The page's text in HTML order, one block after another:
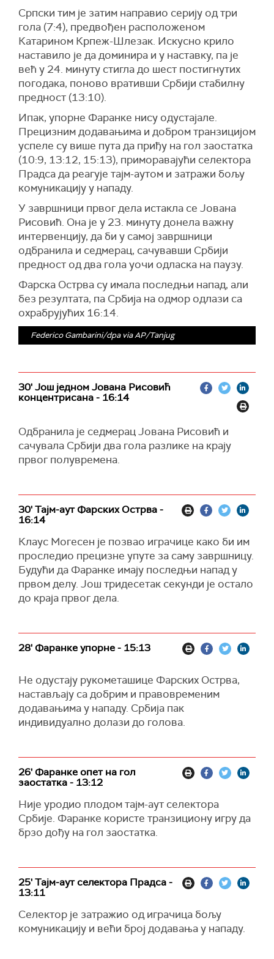
Српски тим је затим направио серију од три
гола (7:4), предвођен расположеном
Катарином Крпеж-Шлезак. Искусно крило
наставило је да доминира и у наставку, па је
већ у 24. минуту стигла до шест постигнутих
погодака, поново вративши Србији стабилну
предност (13:10).
Ипак, упорне Фаранке нису одустајале.
Прецизним додавањима и добром транзицијом
успеле су више пута да приђу на гол заостатка
(10:9, 13:12, 15:13), приморавајући селектора
Прадса да реагује тајм-аутом и затражи бољу
комуникацију у нападу.
У завршници првог дела истакла се Јована
Рисовић. Она је у 23. минуту донела важну
интервенцију, да би у самој завршници
одбранила и седмерац, сачувавши Србији
предност од два гола уочи одласка на паузу.
Фарска Острва су имала последњи напад, али
без резултата, па Србија на одмор одлази са
охрабрујућих 16:14.
Federico Gambarini/dpa via AP/Tanjug
30' Још једном Јована Рисовић
концентрисана - 16:14
Одбранила је седмерац Јована Рисовић и
сачувала Србији два гола разлике на крају
првог полувремена.
30' Тајм-аут Фарских Острва -
16:14
Клаус Могесен је позвао играчице како би им
проследио прецизне упуте за саму завршницу.
Будући да Фаранке имају последњи напад у
првом делу. Још тридесетак секунди је остало
до краја првог дела.
28' Фаранке упорне - 15:13
Не одустају рукометашице Фарских Острва,
настављају са добрим и правовременим
додавањима у нападу. Србија пак
индивидуално долази до голова.
26' Фаранке опет на гол
заостатка - 13:12
Није уродио плодом тајм-аут селектора
Србије. Фаранке користе транзициону игру да
брзо дођу на гол заостатка.
25' Тајм-аут селектора Прадса -
13:11
Селектор је затражио од играчица бољу
комуникацију и већи број додавања у нападу.